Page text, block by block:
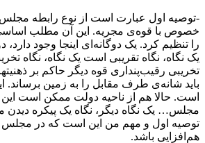
-توصیه‌ اول عبارت است از نوع رابطه‌ مجلس
خصوص با قوه‌ی مجریه. این آن مطلب
را تنظیم کرد. یک دوگانه‌ای اینجا وجود
یک نگاه، نگاه تقریبی است یک نگاه، نگاه
تخریبی رقیب‌پنداری قوه‌ دیگر حاکم بر
باید شانه‌ی طرف مقابل را به زمین برساند.
است. حالا هم از ناحیه‌ دولت ممکن است این
مجلس… یک نگاه دیگر، نگاه یک پیکره
توصیه‌ اول و مهم من این است که در مجلس
هم‌افزایی باشد.